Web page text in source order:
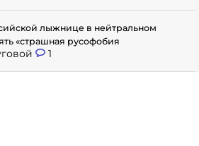
лыжнице в нейтральном
«страшная русофобия
1